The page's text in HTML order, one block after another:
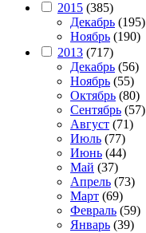
2015 (385)
Декабрь (195)
Ноябрь (190)
2013 (717)
Декабрь (56)
Ноябрь (55)
Октябрь (80)
Сентябрь (57)
Август (71)
Июль (77)
Июнь (44)
Май (37)
Апрель (73)
Март (69)
Февраль (59)
Январь (39)